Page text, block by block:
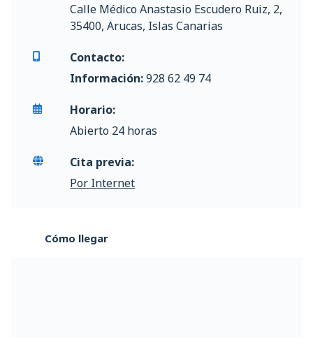
Calle Médico Anastasio Escudero Ruiz, 2,
35400, Arucas, Islas Canarias
Contacto:
Información:928 62 49 74
Horario:
Abierto 24 horas
Cita previa:
Por Internet
Cómo llegar